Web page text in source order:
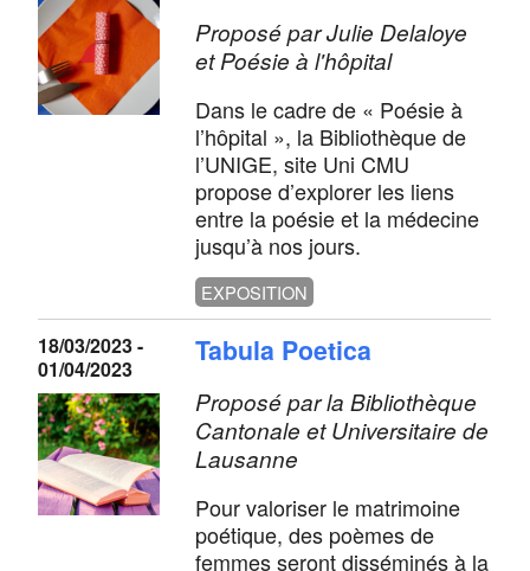
Proposé par Julie Delaloye
et Poésie à l'hôpital
Dans le cadre de « Poésie à
l’hôpital », la Bibliothèque de
l’UNIGE, site Uni CMU
propose d’explorer les liens
entre la poésie et la médecine
jusqu’à nos jours.
EXPOSITION
18/03/2023 -
01/04/2023
Tabula Poetica
Proposé par la Bibliothèque
Cantonale et Universitaire de
Lausanne
Pour valoriser le matrimoine
poétique, des poèmes de
femmes seront disséminés à la